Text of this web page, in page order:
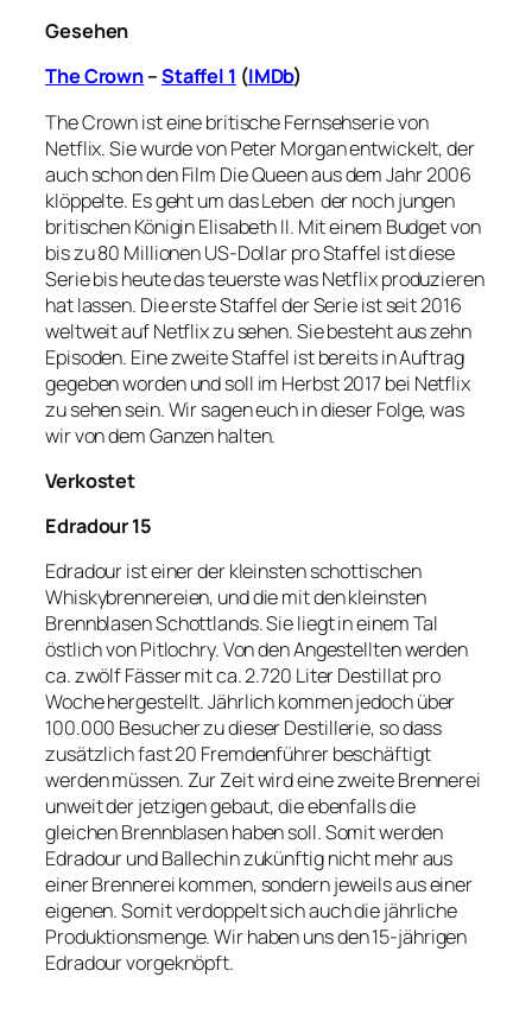
Gesehen
The Crown–Staffel 1 (IMDb)
The Crown ist eine britische Fernsehserie von
Netflix. Sie wurde von Peter Morgan entwickelt, der
auch schon den Film Die Queen aus dem Jahr 2006
klöppelte. Es geht um das Leben der noch jungen
britischen Königin Elisabeth II. Mit einem Budget von
bis zu 80 Millionen US-Dollar pro Staffel ist diese
Serie bis heute das teuerste was Netflix produzieren
hat lassen. Die erste Staffel der Serie ist seit 2016
weltweit auf Netflix zu sehen. Sie besteht aus zehn
Episoden. Eine zweite Staffel ist bereits in Auftrag
gegeben worden und soll im Herbst 2017 bei Netflix
zu sehen sein. Wir sagen euch in dieser Folge, was
wir von dem Ganzen halten.
Verkostet
Edradour 15
Edradour ist einer der kleinsten schottischen
Whiskybrennereien, und die mit den kleinsten
Brennblasen Schottlands. Sie liegt in einem Tal
östlich von Pitlochry. Von den Angestellten werden
ca. zwölf Fässer mit ca. 2.720 Liter Destillat pro
Woche hergestellt. Jährlich kommen jedoch über
100.000 Besucher zu dieser Destillerie, so dass
zusätzlich fast 20 Fremdenführer beschäftigt
werden müssen. Zur Zeit wird eine zweite Brennerei
unweit der jetzigen gebaut, die ebenfalls die
gleichen Brennblasen haben soll. Somit werden
Edradour und Ballechin zukünftig nicht mehr aus
einer Brennerei kommen, sondern jeweils aus einer
eigenen. Somit verdoppelt sich auch die jährliche
Produktionsmenge. Wir haben uns den 15-jährigen
Edradour vorgeknöpft.